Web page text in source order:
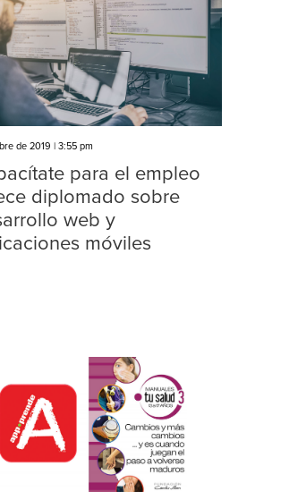
de 2019 | 3:55 pm
para el empleo
diplomado sobre
web y
móviles